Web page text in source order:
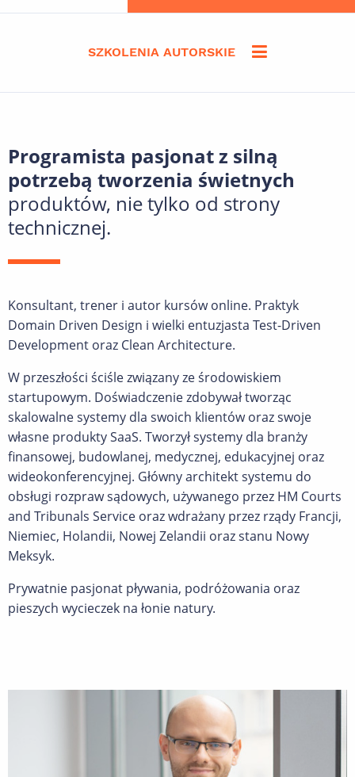
SZKOLENIA AUTORSKIE
Programista pasjonat z silną
potrzebą tworzenia świetnych
produktów, nie tylko od strony
technicznej.
Konsultant, trener i autor kursów online. Praktyk
Domain Driven Design i wielki entuzjasta Test-Driven
Development oraz Clean Architecture.
W przeszłości ściśle związany ze środowiskiem
startupowym. Doświadczenie zdobywał tworząc
skalowalne systemy dla swoich klientów oraz swoje
własne produkty SaaS. Tworzył systemy dla branży
finansowej, budowlanej, medycznej, edukacyjnej oraz
wideokonferencyjnej. Główny architekt systemu do
obsługi rozpraw sądowych, używanego przez HM Courts
and Tribunals Service oraz wdrażany przez rządy Francji,
Niemiec, Holandii, Nowej Zelandii oraz stanu Nowy
Meksyk.
Prywatnie pasjonat pływania, podróżowania oraz
pieszych wycieczek na łonie natury.